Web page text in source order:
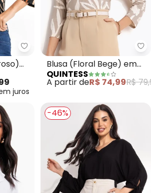
Quintess - Blusa (Acqua
juros
Blusa (Floral Bege) em
Malha de Viscose
QUINTESS
A partir deR$ 74,99R$
-46%